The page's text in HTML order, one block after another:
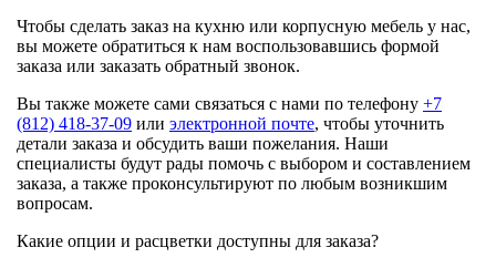
Чтобы сделать заказ на кухню или корпусную мебель у нас,
вы можете обратиться к нам воспользовавшись формой
заказа или заказать обратный звонок.
Вы также можете сами связаться с нами по телефону +7
(812) 418-37-09 или электронной почте, чтобы уточнить
детали заказа и обсудить ваши пожелания. Наши
специалисты будут рады помочь с выбором и составлением
заказа, а также проконсультируют по любым возникшим
вопросам.
Какие опции и расцветки доступны для заказа?